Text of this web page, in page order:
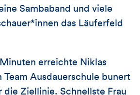
Sambaband und viele
das Läuferfeld
erreichte Niklas
Team Ausdauerschule bunert
die Ziellinie. Schnellste Frau